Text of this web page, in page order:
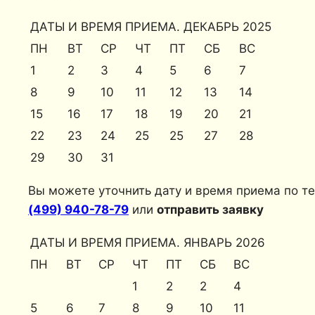
ДАТЫ И ВРЕМЯ ПРИЕМА. ДЕКАБРЬ 2025
ПН
ВТ СР ЧТ ПТ СБ
ВС
1
2 3 4 5 6
7
8
9 10 11 12 13
14
15
16 17 18 19 20
21
22
23 24 25 25 27
28
29
30 31
Вы можете уточнить дату и время приема по
(499) 940-78-79 или отправить заявку
ДАТЫ И ВРЕМЯ ПРИЕМА. ЯНВАРЬ 2026
ПН
ВТ СР ЧТ ПТ СБ
ВС
1
2 2
4
5
6 7 8 9 10
11